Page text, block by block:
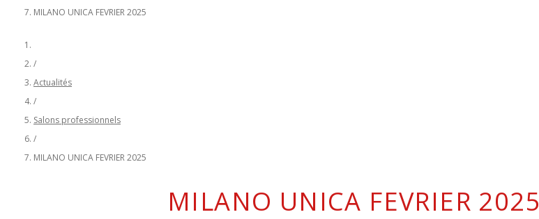
MILANO UNICA FEVRIER 2025
/
Actualités
/
Salons professionnels
/
MILANO UNICA FEVRIER 2025
MILANO UNICA FEVRIER 2025